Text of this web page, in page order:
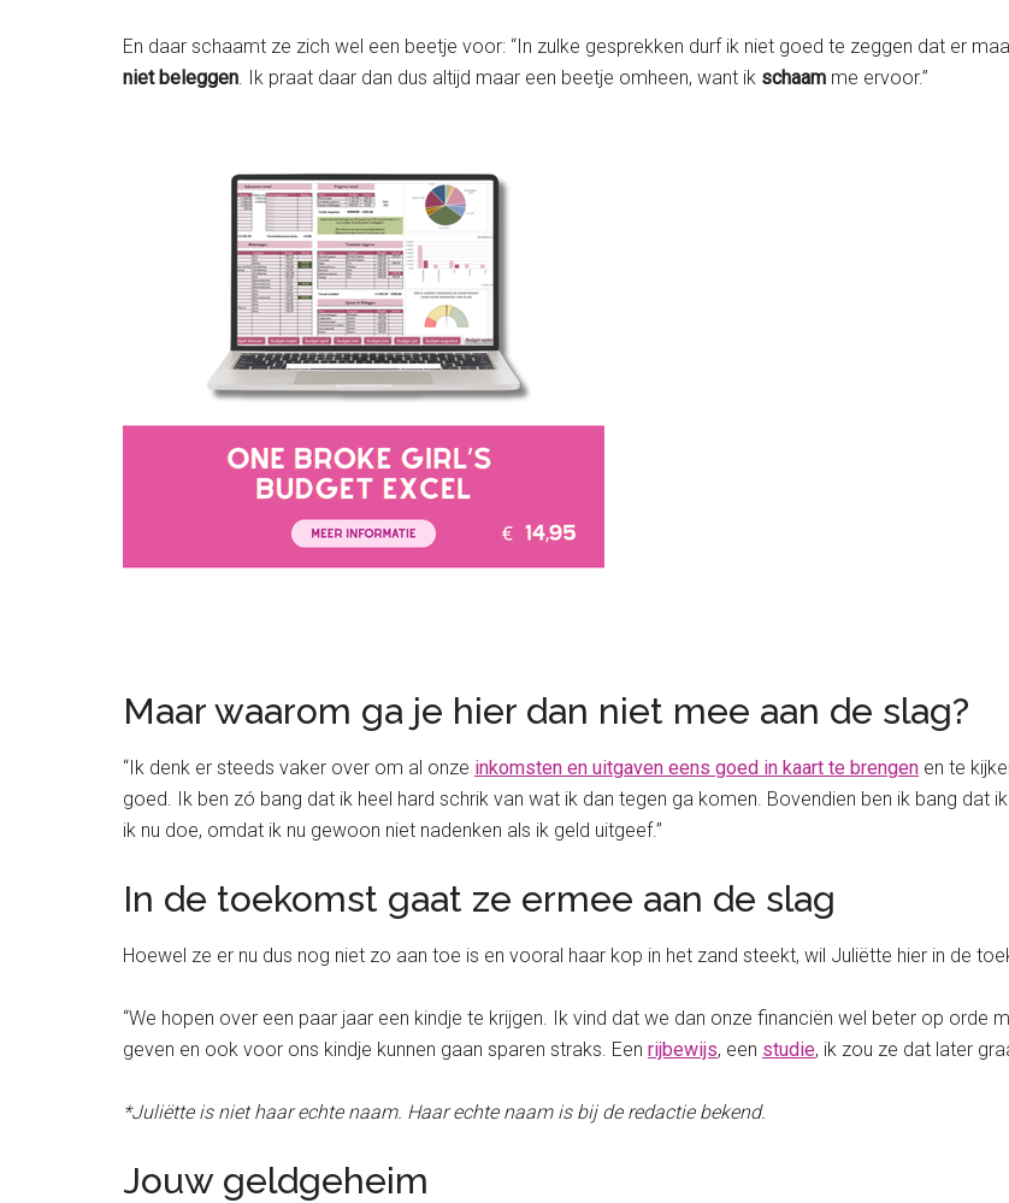
En daar schaamt ze zich wel een beetje voor: “In zulke gesprekken durf ik niet goed te zeggen dat er
niet beleggen. Ik praat daar dan dus altijd maar een beetje omheen, want ik schaam me ervoor.”
Maar waarom ga je hier dan niet mee aan de slag?
“Ik denk er steeds vaker over om al onze inkomsten en uitgaven eens goed in kaart te brengen en te
goed. Ik ben zó bang dat ik heel hard schrik van wat ik dan tegen ga komen. Bovendien ben ik bang dat
ik nu doe, omdat ik nu gewoon niet nadenken als ik geld uitgeef.”
In de toekomst gaat ze ermee aan de slag
Hoewel ze er nu dus nog niet zo aan toe is en vooral haar kop in het zand steekt, wil Juliëtte hier in de
“We hopen over een paar jaar een kindje te krijgen. Ik vind dat we dan onze financiën wel beter op orde
geven en ook voor ons kindje kunnen gaan sparen straks. Een rijbewijs, een studie, ik zou ze dat later
*Juliëtte is niet haar echte naam. Haar echte naam is bij de redactie bekend.
Jouw geldgeheim